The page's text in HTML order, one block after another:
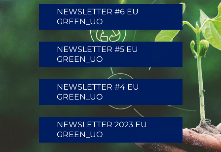
NEWSLETTER #6 EU
GREEN_UO
NEWSLETTER #5 EU
GREEN_UO
NEWSLETTER #4 EU
GREEN_UO
NEWSLETTER 2023 EU
GREEN_UO